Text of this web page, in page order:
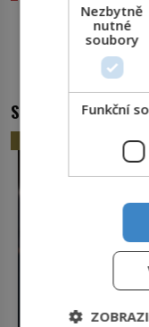
Chemie
koktejl a
SOUVISEJÍCÍ
Nezbytně
nutné
soubory
Funkční